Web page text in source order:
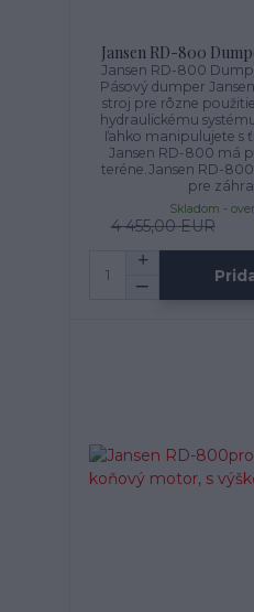
Jansen RD-800
Jansen RD-800
Pásový dumper
stroj pre rôzne
hydraulickému
ľahko manipulujete s
Jansen RD-800 má
teréne.Jansen RD-
pre
4 455,00 EUR
Skladom -